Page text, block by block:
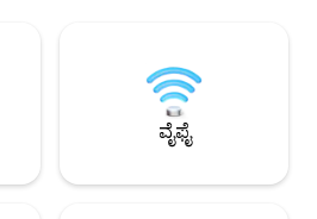
ಬೆಳಕು,
· ನೀವು
· 3 ಬೆಡ್‌ರೂಮ್‌ಗಳು
ಇನ್ · ಬೇಬಿ ಬೆಡ್ ·
ಸಂಯೋಜಿಸುವ
ಸೌಕರ್ಯವಾಗಿದೆ.
ಸ್ನಾನಗೃಹ) ಈ ವಿಶಾಲವಾದ 50-ಪ್ಯೊಂಗ್ (165-
ಚದರ-ಮೀಟರ್)
ಖಾಸಗಿ ಜಕುಝಿಯನ್ನು
ವೈಫೈ